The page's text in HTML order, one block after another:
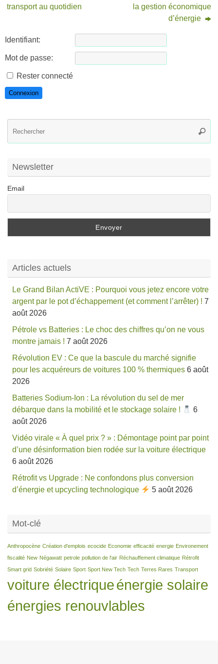
transport au quotidien
la gestion économique
d’énergie
Identifiant:
Mot de passe:
Rester connecté
Connexion
Newsletter
Email
Articles actuels
Le Grand Bilan ActiVE : Pourquoi vous jetez encore votre
argent par le pot d’échappement (et comment l’arrêter) ! 7
août 2026
Pétrole vs Batteries : Le choc des chiffres qu’on ne vous
montre jamais ! 7 août 2026
Révolution EV : Ce que la bascule du marché signifie
pour les acquéreurs de voitures 100 % thermiques 6 août
2026
Batteries Sodium-Ion : La révolution du sel de mer
débarque dans la mobilité et le stockage solaire !
6
août 2026
Vidéo virale « À quel prix ? » : Démontage point par point
d’une désinformation bien rodée sur la voiture électrique
6 août 2026
Rétrofit vs Upgrade : Ne confondons plus conversion
d’énergie et upcycling technologique
5 août 2026
Mot-clé
Anthropocène Création d'emplois ecocide Economie efficacité energie Environement
fiscalité New Négawatt petrole pollution de l'air Réchauffement climatique Rétrofit
Smart grid Sobriété Solaire Sport Sport New Tech Tech Terres Rares Transport
voiture électriqueénergie solaire
énergies renouvlables